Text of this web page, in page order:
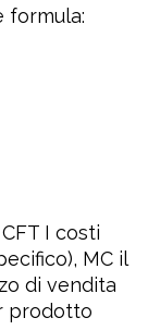
formula:
I costi
MC il
di vendita
prodotto